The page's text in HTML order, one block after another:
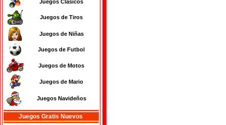
Juegos Clasicos
Juegos de Tiros
Juegos de Niñas
Juegos de Futbol
Juegos de Motos
Juegos de Mario
Juegos Navideños
Juegos Gratis Nuevos